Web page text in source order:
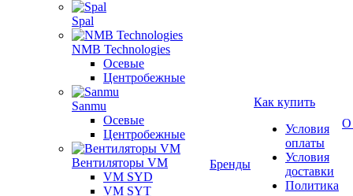
Spal
NMB Technologies
Осевые
Центробежные
Sanmu
Осевые
Центробежные
Вентиляторы VM
VM SYD
VM SYT
Бренды
Как купить
Условия
оплаты
Условия
доставки
Политика
О